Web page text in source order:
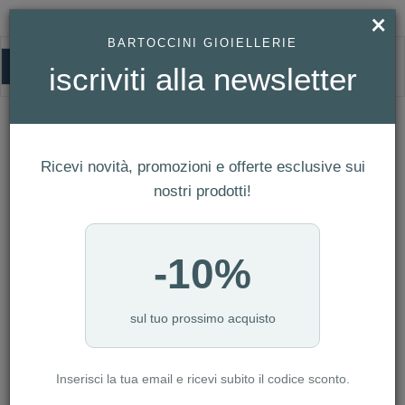
HOMEPAGE
OROLOGIO MASERATI TRADIZIONE CHRONOGRAPH REF. R8873646004
Chronograph Ref. R8873646004
×
BARTOCCINI GIOIELLERIE
iscriviti alla newsletter
Ricevi novità, promozioni e offerte esclusive sui
nostri prodotti!
-10%
sul tuo prossimo acquisto
Inserisci la tua email e ricevi subito il codice sconto.